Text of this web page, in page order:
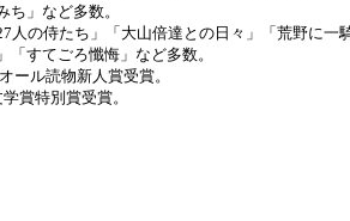
ち」など多数。
人の侍たち」「大山倍達との日々」「荒野に一
「すてごろ懺悔」など多数。
ール読物新人賞受賞。
賞特別賞受賞。